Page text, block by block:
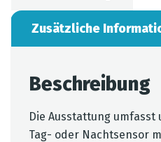
Zusätzliche
Beschreibung
Die Ausstattung
Tag- oder Nachtsensor